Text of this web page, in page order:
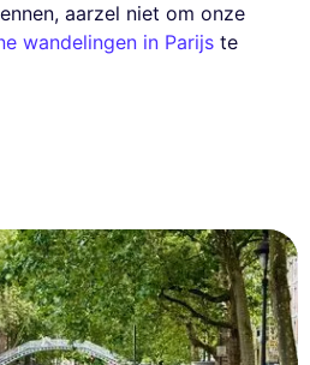
aarzel niet om onze
wandelingen in Parijs te